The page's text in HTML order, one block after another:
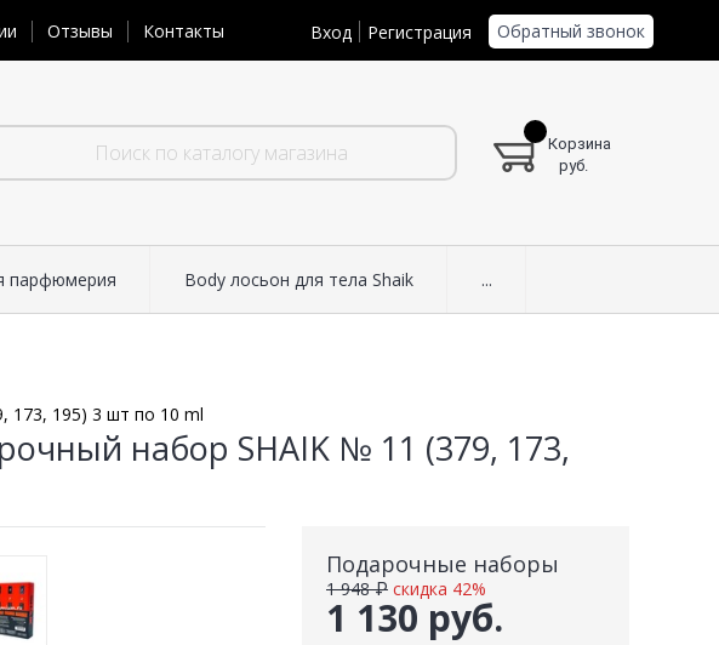
Отзывы Контакты Вход Регистрация Обратный звонок
Корзина
руб.
парфюмерия Body лосьон для тела Shaik ...
173, 195) 3 шт по 10 ml
набор SHAIK № 11 (379, 173,
Подарочные наборы
1 130 руб.
1 948 ₽ скидка 42%